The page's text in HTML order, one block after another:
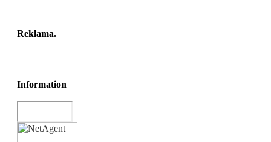
Reklama.
Information